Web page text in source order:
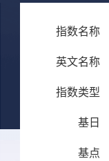
指数名称
英文名称
指数类型
基日
基点